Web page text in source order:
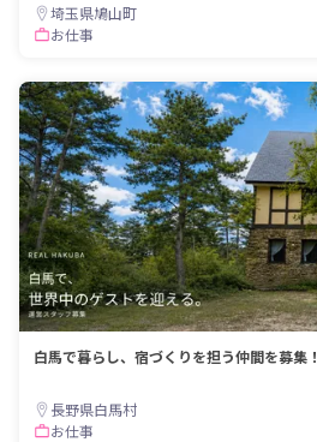
埼玉県鳩山町
お仕事
白馬で暮らし、宿づくりを担う仲間を募集！
長野県白馬村
お仕事